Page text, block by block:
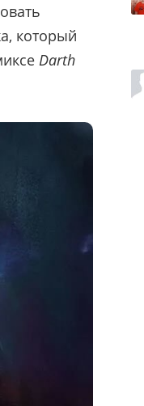
который
Darth